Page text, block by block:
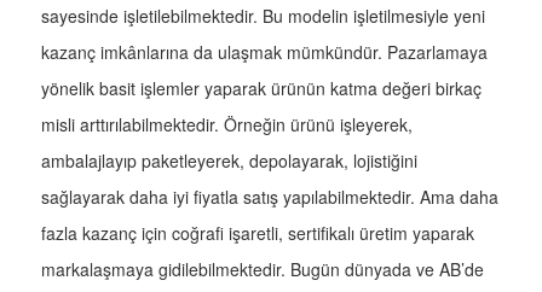
sayesinde işletilebilmektedir. Bu modelin işletilmesiyle yeni
kazanç imkânlarına da ulaşmak mümkündür. Pazarlamaya
yönelik basit işlemler yaparak ürünün katma değeri birkaç
misli arttırılabilmektedir. Örneğin ürünü işleyerek,
ambalajlayıp paketleyerek, depolayarak, lojistiğini
sağlayarak daha iyi fiyatla satış yapılabilmektedir. Ama daha
fazla kazanç için coğrafi işaretli, sertifikalı üretim yaparak
markalaşmaya gidilebilmektedir. Bugün dünyada ve AB’de